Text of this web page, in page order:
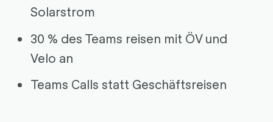
Solarstrom
30 % des Teams reisen mit ÖV und
Velo an
Teams Calls statt Geschäftsreisen